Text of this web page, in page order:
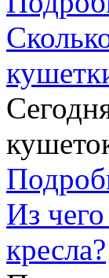
Из
кресла?